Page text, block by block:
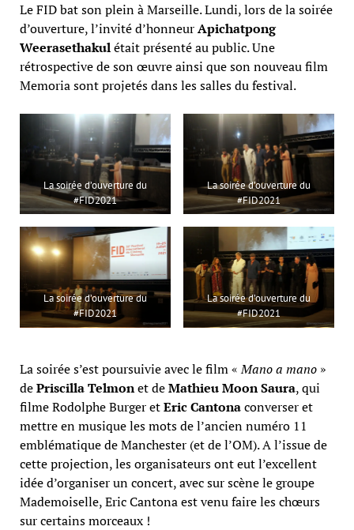
Le FID bat son plein à Marseille. Lundi, lors de la soirée
d’ouverture, l’invité d’honneurApichatpong
Weerasethakulétait présenté au public. Une
rétrospective de son œuvre ainsi que son nouveau film
Memoria sont projetés dans les salles du festival.
La soirée d’ouverture du
#FID2021
La soirée d’ouverture du
#FID2021
La soirée d’ouverture du
#FID2021
La soirée d’ouverture du
#FID2021
La soirée s’est poursuivie avec le film «Mano a mano»
dePriscilla Telmonet deMathieu Moon Saura, qui
filme Rodolphe Burger etEric Cantonaconverser et
mettre en musique les mots de l’ancien numéro 11
emblématique de Manchester (et de l’OM). A l’issue de
cette projection, les organisateurs ont eut l’excellent
idée d’organiser un concert, avec sur scène le groupe
Mademoiselle, Eric Cantona est venu faire les chœurs
sur certains morceaux !